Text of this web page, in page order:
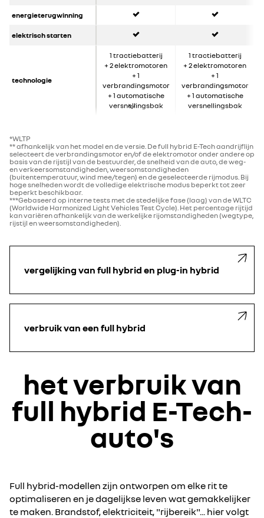
energieterugwinning
elektrisch starten
technologie
1 tractiebatterij
+ 2 elektromotoren
+ 1
verbrandingsmotor
+ 1 automatische
versnellingsbak
1 tractiebatterij
+ 2 elektromotoren
+ 1
verbrandingsmotor
+ 1 automatische
versnellingsbak
*WLTP
** afhankelijk van het model en de versie. De full hybrid E-Tech aandrijflijn
selecteert de verbrandingsmotor en/of de elektromotor onder andere op
basis van de rijstijl van de bestuurder, de snelheid van de auto, de weg-
en verkeersomstandigheden, weersomstandigheden
(buitentemperatuur, wind mee/tegen) en de geselecteerde rijmodus. Bij
hoge snelheden wordt de volledige elektrische modus beperkt tot zeer
beperkt beschikbaar.
***Gebaseerd op interne tests met de stedelijke fase (laag) van de WLTC
(Worldwide Harmonized Light Vehicles Test Cycle). Het percentage rijtijd
kan variëren afhankelijk van de werkelijke rijomstandigheden (wegtype,
rijstijl en weersomstandigheden).
vergelijking van full hybrid en plug-in hybrid
verbruik van een full hybrid
het verbruik van
full hybrid E-Tech-
auto's
Full hybrid-modellen zijn ontworpen om elke rit te
optimaliseren en je dagelijkse leven wat gemakkelijker
te maken. Brandstof, elektriciteit, "rijbereik"... hier volgt